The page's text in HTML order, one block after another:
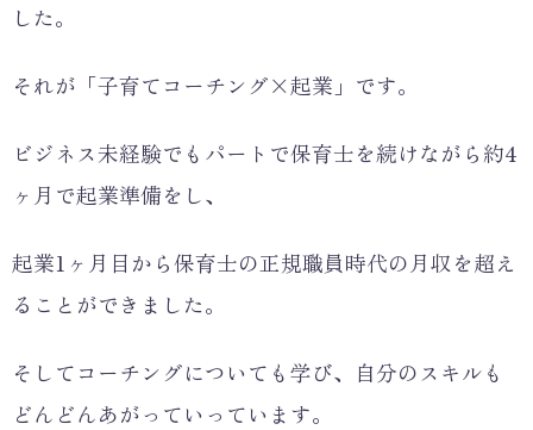
した。
それが「子育てコーチング×起業」です。
ビジネス未経験でもパートで保育士を続けながら約4
ヶ月で起業準備をし、
起業1ヶ月目から保育士の正規職員時代の月収を超え
ることができました。
そしてコーチングについても学び、自分のスキルも
どんどんあがっていっています。